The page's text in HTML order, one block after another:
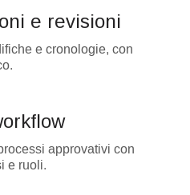
e revisioni
e cronologie, con
approvativi con
e ruoli.